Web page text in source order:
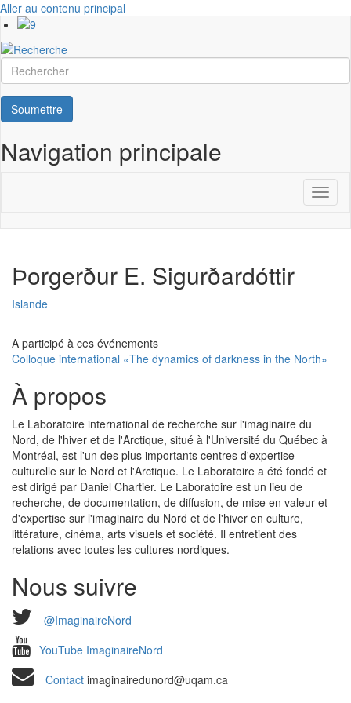
Aller au contenu principal
Rechercher
Soumettre
Navigation principale
Þorgerður E. Sigurðardóttir
Islande
A participé à ces événements
Colloque international «The dynamics of darkness in the North»
À propos
Le Laboratoire international de recherche sur l'imaginaire du
Nord, de l'hiver et de l'Arctique, situé à l'Université du Québec à
Montréal, est l'un des plus importants centres d'expertise
culturelle sur le Nord et l'Arctique. Le Laboratoire a été fondé et
est dirigé par Daniel Chartier. Le Laboratoire est un lieu de
recherche, de documentation, de diffusion, de mise en valeur et
d'expertise sur l'imaginaire du Nord et de l'hiver en culture,
littérature, cinéma, arts visuels et société. Il entretient des
relations avec toutes les cultures nordiques.
Nous suivre
@ImaginaireNord
YouTube ImaginaireNord
Contact imaginairedunord@uqam.ca